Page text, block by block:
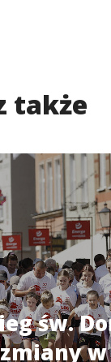
także
św.